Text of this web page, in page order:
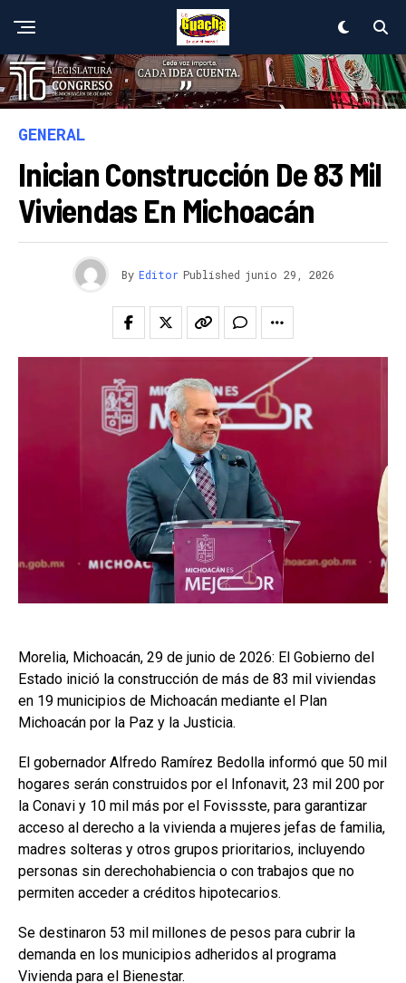
GENERAL
Inician Construcción De 83 Mil
Viviendas En Michoacán
By Editor Published junio 29, 2026
Morelia, Michoacán, 29 de junio de 2026: El Gobierno del
Estado inició la construcción de más de 83 mil viviendas
en 19 municipios de Michoacán mediante el Plan
Michoacán por la Paz y la Justicia.
El gobernador Alfredo Ramírez Bedolla informó que 50 mil
hogares serán construidos por el Infonavit, 23 mil 200 por
la Conavi y 10 mil más por el Fovissste, para garantizar
acceso al derecho a la vivienda a mujeres jefas de familia,
madres solteras y otros grupos prioritarios, incluyendo
personas sin derechohabiencia o con trabajos que no
permiten acceder a créditos hipotecarios.
Se destinaron 53 mil millones de pesos para cubrir la
demanda en los municipios adheridos al programa
Vivienda para el Bienestar.